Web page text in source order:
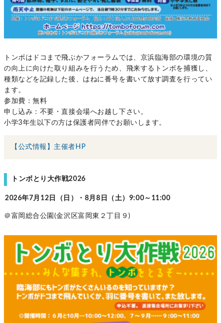
トンボはドコまで飛ぶかフォーラムでは、京浜臨海部の環境の質
の向上に向けた取り組みを行うため、飛来するトンボを捕獲し、
種類などを記録した後、はねに番号を書いて放す調査を行ってい
ます。
参加費：無料
申し込み：不要・直接会場へお越し下さい。
小学3年生以下の方は保護者同伴でお願いします。
【公式情報】主催者HP
トンボとり大作戦2026
2026年7月12日（日）・8月8日（土）9:00～11:00
＠富岡総合公園(金沢区富岡東２丁目９)